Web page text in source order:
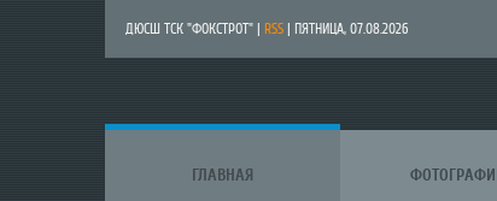
ДЮСШ ТСК "ФОКСТРОТ" | RSS | ПЯТНИЦА, 07.08.2026
ГЛАВНАЯ